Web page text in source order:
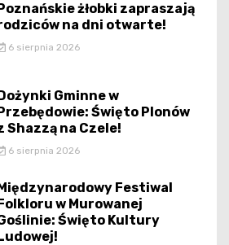
żłobki zapraszają
na dni otwarte!
6 sierpnia 2026
Gminne w
Święto Plonów
Shazzą na Czele!
6 sierpnia 2026
Festiwal
w Murowanej
Święto Kultury